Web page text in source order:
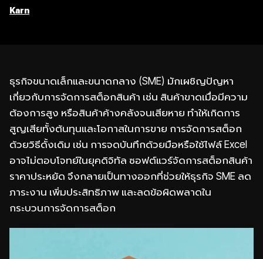
Karn
ธุรกิจขนาดเล็กและขนาดกลาง (SME) มักเผชิญปัญหา
เกี่ยวกับการจัดการสต็อกสินค้า เช่น สินค้าขาดเมื่อมีความ
ต้องการสูง หรือสินค้าค้างคลังจนเสียหาย ทำให้เกิดการ
สูญเสียทั้งต้นทุนและโอกาสในการขาย การจัดการสต็อก
ด้วยวิธีดั้งเดิม เช่น การจดบันทึกด้วยมือหรือใช้ไฟล์ Excel
อาจไม่ตอบโจทย์ในยุคดิจิทัล ซอฟต์แวร์จัดการสต็อกสินค้า
ราคาประหยัด จึงกลายเป็นทางออกที่ช่วยให้ธุรกิจ SME ลด
ภาระงาน เพิ่มประสิทธิภาพ และลดข้อผิดพลาดใน
กระบวนการจัดการสต็อก